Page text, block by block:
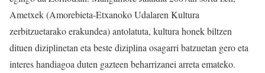
Ametxek (Amorebieta-Etxanoko Udalaren Kultura
zerbitzuetarako erakundea) antolatuta, kultura honek biltzen
dituen diziplinetan eta beste diziplina osagarri batzuetan gero eta
interes handiagoa duten gazteen beharrizanei arreta emateko.